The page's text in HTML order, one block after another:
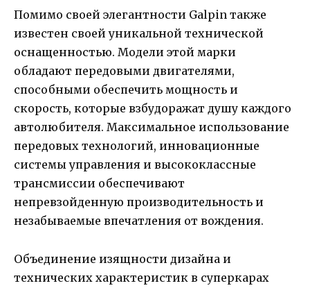
Помимо своей элегантности Galpin также
известен своей уникальной технической
оснащенностью. Модели этой марки
обладают передовыми двигателями,
способными обеспечить мощность и
скорость, которые взбудоражат душу каждого
автолюбителя. Максимальное использование
передовых технологий, инновационные
системы управления и высококлассные
трансмиссии обеспечивают
непревзойденную производительность и
незабываемые впечатления от вождения.
Объединение изящности дизайна и
технических характеристик в суперкарах